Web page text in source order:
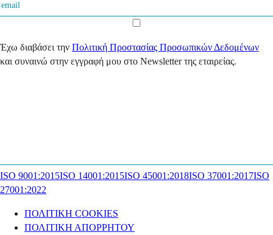
Έχω διαβάσει την Πολιτική Προστασίας Προσωπικών Δεδομένων
και συναινώ στην εγγραφή μου στο Newsletter της εταιρείας.
ISO 9001:2015ISO 14001:2015ISO 45001:2018ISO 37001:2017ISO
27001:2022
ΠΟΛΙΤΙΚΗ COOKIES
ΠΟΛΙΤΙΚΗ ΑΠΟΡΡΗΤΟΥ